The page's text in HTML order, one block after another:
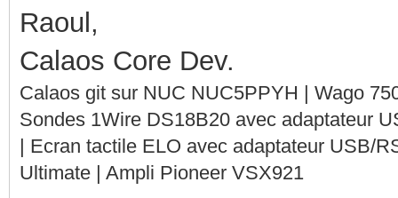
Raoul,
Calaos Core Dev.
Calaos git sur NUC NUC5PPYH | Wago
Sondes 1Wire DS18B20 avec adaptateur
| Ecran tactile ELO avec adaptateur USB/
Ultimate | Ampli Pioneer VSX921